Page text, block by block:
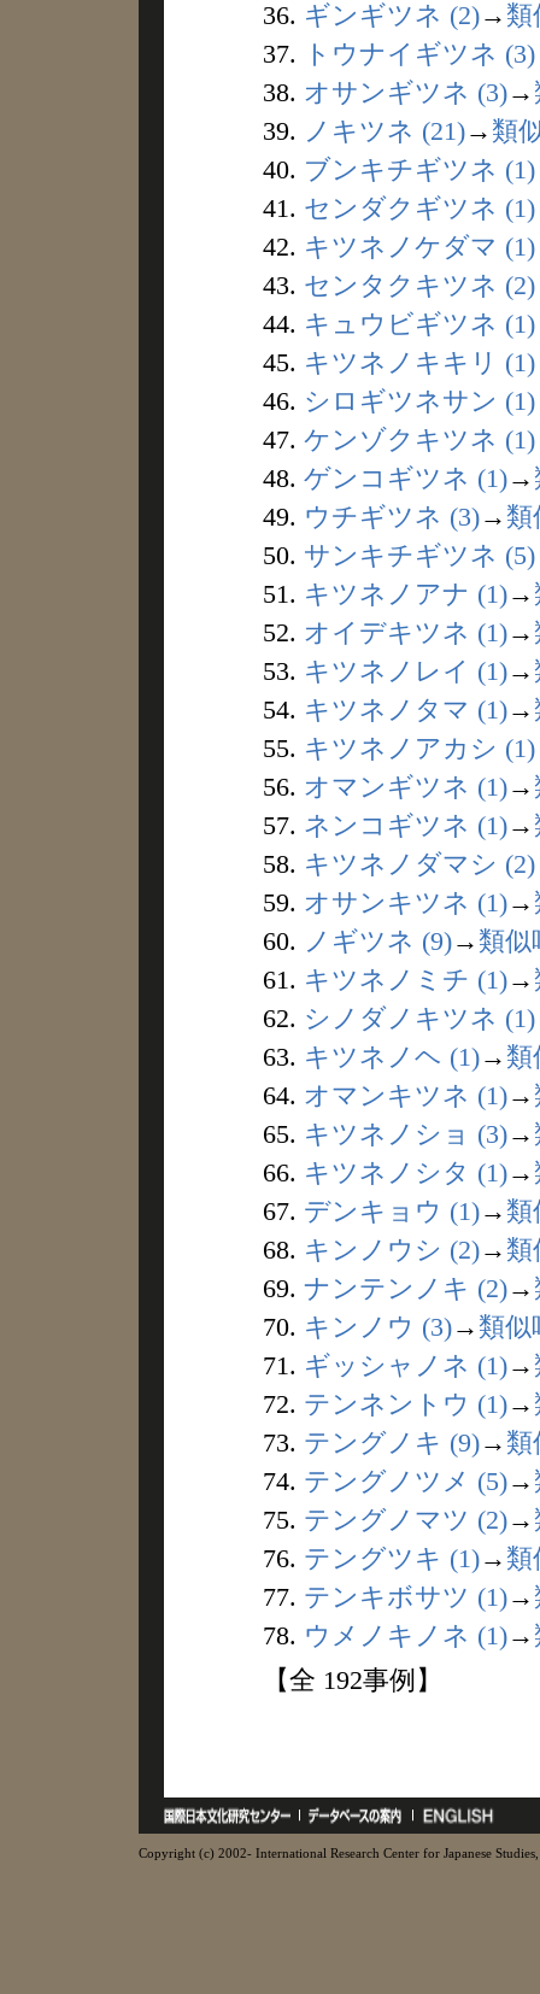
36. ギンギツネ (2)→ 類
37.
トウナイギツネ (3)
38. オサンギツネ (3)→
39. ノキツネ (21)→ 類
40. ブンキチギツネ (1)
41. センダクギツネ (1)
42. キツネノケダマ (1)
43. センタクキツネ (2)
44. キュウビギツネ (1)
45. キツネノキキリ (1)
46. シロギツネサン (1)
47. ケンゾクキツネ (1)
48. ゲンコギツネ (1)→
49. ウチギツネ (3)→ 類
50. サンキチギツネ (5)
51. キツネノアナ (1)→
52. オイデキツネ (1)→
53. キツネノレイ (1)→
54. キツネノタマ (1)→
55. キツネノアカシ (1)
56. オマンギツネ (1)→
57. ネンコギツネ (1)→
58. キツネノダマシ (2)
59. オサンキツネ (1)→
60. ノギツネ (9)→ 類似
61. キツネノミチ (1)→
62. シノダノキツネ (1)
63. キツネノヘ (1)→ 類
64. オマンキツネ (1)→
65. キツネノショ (3)→
66. キツネノシタ (1)→
67. デンキョウ (1)→ 類
68. キンノウシ (2)→ 類
69. ナンテンノキ (2)→
70. キンノウ (3)→ 類似
71. ギッシャノネ (1)→
72. テンネントウ (1)→
73. テングノキ (9)→ 類
74. テングノツメ (5)→
75. テングノマツ (2)→
76. テングツキ (1)→ 類
77. テンキボサツ (1)→
78. ウメノキノネ (1)→
【全 192事例】
Copyright (c) 2002- International Research Center for Japanese